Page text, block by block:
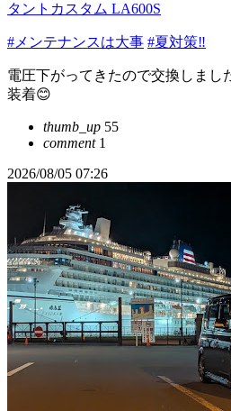
タントカスタム LA600S
#メンテナンスは大事 #夏対策‼️
電圧下がってきたので交換しまし
装着😊
thumb_up 55
comment1
2026/08/05 07:26